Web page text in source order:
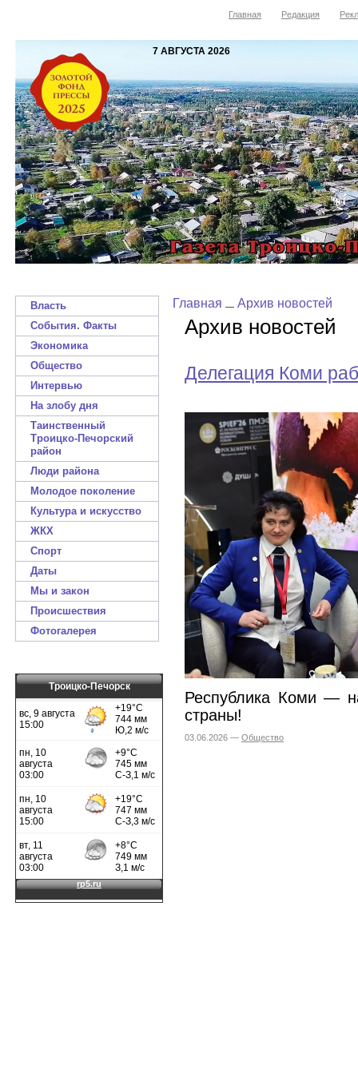
Главная Редакция
7 АВГУСТА 2026
Власть
События. Факты
Экономика
Общество
Интервью
На злобу дня
Таинственный
Троицко-Печорский
район
Люди района
Молодое поколение
Культура и искусство
ЖКХ
Спорт
Даты
Мы и закон
Происшествия
Фотогалерея
Троицко-Печорск
Главная Архив новостей
Архив новостей
Делегация Коми
Республика Коми —
страны!
03.06.2026 — Общество